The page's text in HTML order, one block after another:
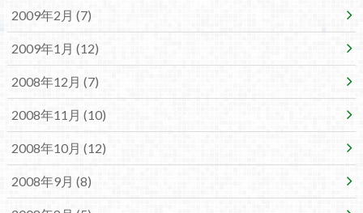
2009年2月 (7)
2009年1月 (12)
2008年12月 (7)
2008年11月 (10)
2008年10月 (12)
2008年9月 (8)